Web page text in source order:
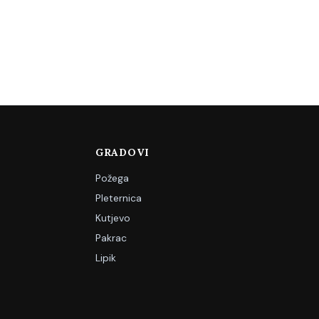
GRADOVI
Požega
Pleternica
Kutjevo
Pakrac
Lipik